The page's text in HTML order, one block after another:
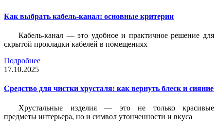
Как выбрать кабель-канал: основные критерии
Кабель-канал — это удобное и практичное решение для
скрытой прокладки кабелей в помещениях
Подробнее
17.10.2025
Средство для чистки хрусталя: как вернуть блеск и сияние
Хрустальные изделия — это не только красивые
предметы интерьера, но и символ утонченности и вкуса